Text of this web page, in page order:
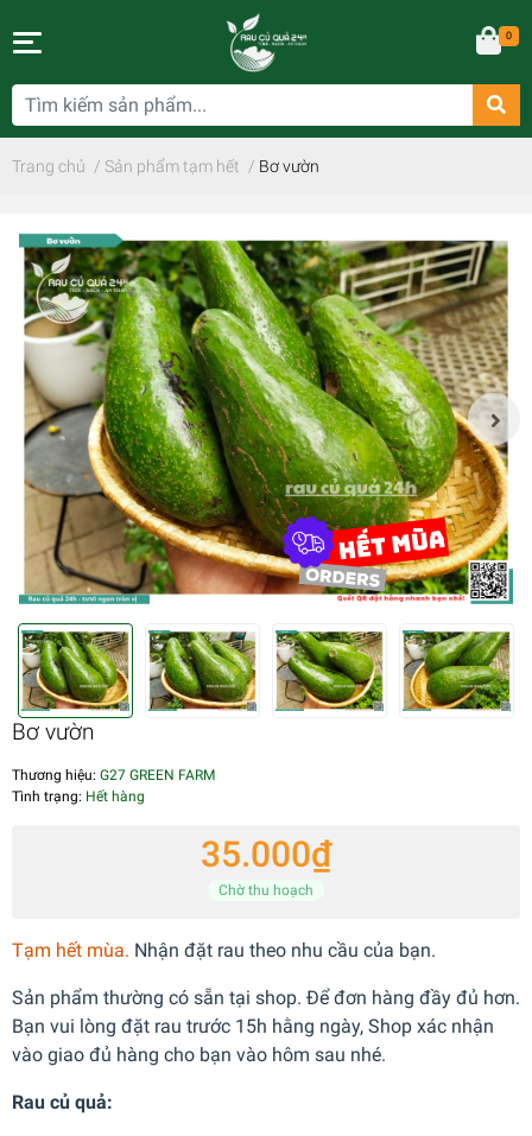
0
Trang chủ / Sản phẩm tạm hết / Bơ vườn
Bơ vườn
Thương hiệu: G27 GREEN FARM
Tình trạng: Hết hàng
35.000₫
Chờ thu hoạch
Tạm hết mùa. Nhận đặt rau theo nhu cầu của bạn.
Sản phẩm thường có sẵn tại shop. Để đơn hàng đầy đủ hơn.
Bạn vui lòng đặt rau trước 15h hằng ngày, Shop xác nhận
vào giao đủ hàng cho bạn vào hôm sau nhé.
Rau củ quả: